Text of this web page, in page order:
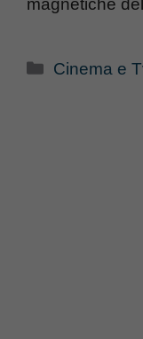
Categorie
Cinema e